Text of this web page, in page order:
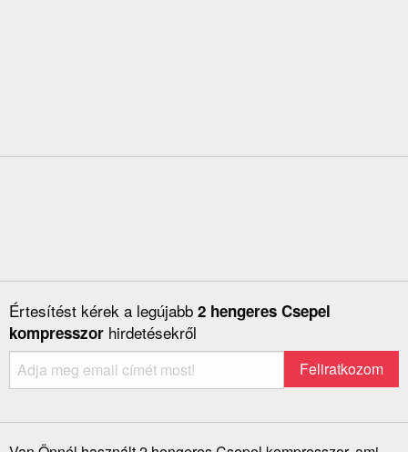
Értesítést kérek a legújabb 2 hengeres Csepel
kompresszor hirdetésekről